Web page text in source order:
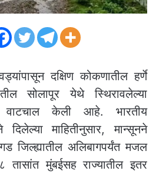
दक्षिण कोकणातील हर्णे
सोलापूर येथे स्थिरावलेल्या
केली आहे. भारतीय
दिलेल्या माहितीनुसार, मान्सूनने
जिल्ह्यातील अलिबागपर्यंत मजल
मुंबईसह राज्यातील इतर